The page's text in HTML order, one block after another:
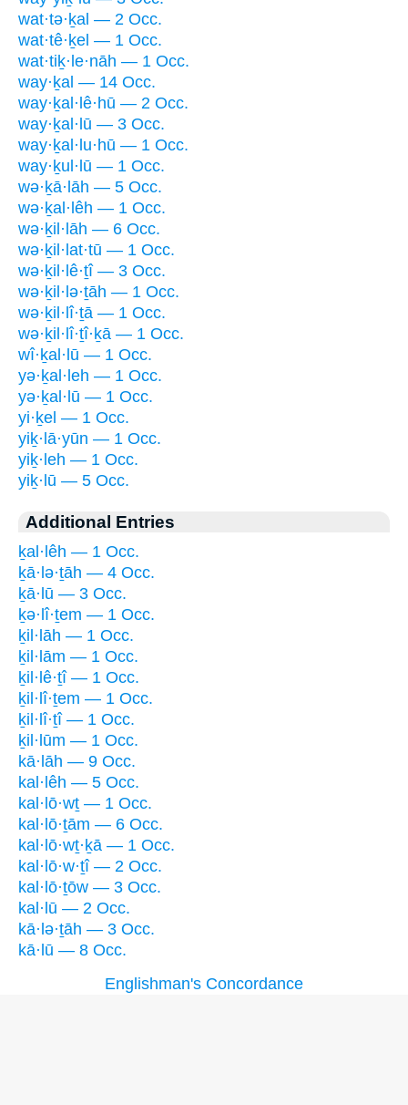
wat·tə·ḵal — 2 Occ.
wat·tê·ḵel — 1 Occ.
wat·tiḵ·le·nāh — 1 Occ.
way·ḵal — 14 Occ.
way·ḵal·lê·hū — 2 Occ.
way·ḵal·lū — 3 Occ.
way·ḵal·lu·hū — 1 Occ.
way·ḵul·lū — 1 Occ.
wə·ḵā·lāh — 5 Occ.
wə·ḵal·lêh — 1 Occ.
wə·ḵil·lāh — 6 Occ.
wə·ḵil·lat·tū — 1 Occ.
wə·ḵil·lê·ṯî — 3 Occ.
wə·ḵil·lə·ṯāh — 1 Occ.
wə·ḵil·lî·ṯā — 1 Occ.
wə·ḵil·lî·ṯî·ḵā — 1 Occ.
wî·ḵal·lū — 1 Occ.
yə·ḵal·leh — 1 Occ.
yə·ḵal·lū — 1 Occ.
yi·ḵel — 1 Occ.
yiḵ·lā·yūn — 1 Occ.
yiḵ·leh — 1 Occ.
yiḵ·lū — 5 Occ.
Additional Entries
ḵal·lêh — 1 Occ.
ḵā·lə·ṯāh — 4 Occ.
ḵā·lū — 3 Occ.
ḵə·lî·ṯem — 1 Occ.
ḵil·lāh — 1 Occ.
ḵil·lām — 1 Occ.
ḵil·lê·ṯî — 1 Occ.
ḵil·lî·ṯem — 1 Occ.
ḵil·lî·ṯî — 1 Occ.
ḵil·lūm — 1 Occ.
kā·lāh — 9 Occ.
kal·lêh — 5 Occ.
kal·lō·wṯ — 1 Occ.
kal·lō·ṯām — 6 Occ.
kal·lō·wṯ·ḵā — 1 Occ.
kal·lō·w·ṯî — 2 Occ.
kal·lō·ṯōw — 3 Occ.
kal·lū — 2 Occ.
kā·lə·ṯāh — 3 Occ.
kā·lū — 8 Occ.
Englishman's Concordance